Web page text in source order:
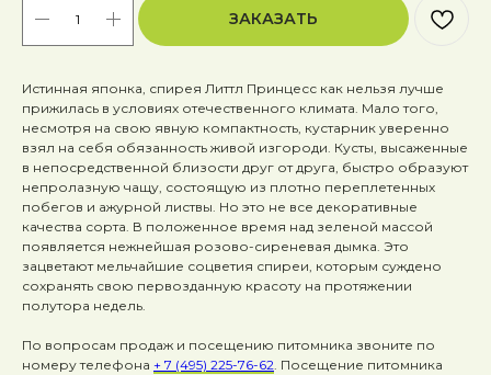
ЗАКАЗАТЬ
Истинная японка, спирея Литтл Принцесс как нельзя лучше
прижилась в условиях отечественного климата. Мало того,
несмотря на свою явную компактность, кустарник уверенно
взял на себя обязанность живой изгороди. Кусты, высаженные
в непосредственной близости друг от друга, быстро образуют
непролазную чащу, состоящую из плотно переплетенных
побегов и ажурной листвы. Но это не все декоративные
качества сорта. В положенное время над зеленой массой
появляется нежнейшая розово-сиреневая дымка. Это
зацветают мельчайшие соцветия спиреи, которым суждено
сохранять свою первозданную красоту на протяжении
полутора недель.
По вопросам продаж и посещению питомника звоните по
номеру телефона + 7 (495) 225-76-62. Посещение питомника